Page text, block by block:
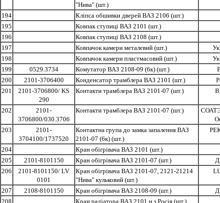
"Нива" (шт.)
194
Кліпса обшивки дверей ВАЗ 2106 (шт.)
195
Ковпак ступиці ВАЗ 2101 (шт.)
196
Ковпак ступиці ВАЗ 2108 (шт.)
197
Ковпачок камери металевий (шт.)
198
Ковпачок камери пластмасовий (шт.)
199
0529.3734 Комутатор ВАЗ 2108-09 (6к) (шт.)
200
2101-3706400 Конденсатор трамблера ВАЗ 2101 (шт.)
201
2101-3706800/ KS
290
Контакти трамблера ВАЗ 2101-07 (шт.)
202
2101-
3706800/030.3706
Контакти трамблера ВАЗ 2101-07 (шт.)
203
2101-
3704100/1737520
Контактна група до замка запалення ВАЗ
2101-07 (6к) (шт.)
204
Кран обігрівача ВАЗ 2101 (шт.)
205
2101-8101150 Кран обігрівача ВАЗ 2101-07 (шт.)
206
2101-8101150/ LV
0101
Кран обігрівача ВАЗ 2101-07, 2121-21214
"Нива" кульковий (шт.)
207 2108-8101150 Кран обігрівача ВАЗ 2108-09 (шт.)
208
Кран радіатора ВАЗ 2101 н.з.Росія (шт.)